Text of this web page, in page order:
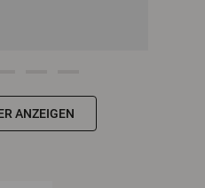
ANZEIGEN